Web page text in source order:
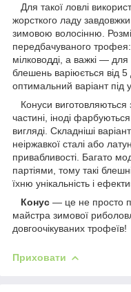
Для такої ловлі
жорсткого ладу
зимовою волосінню.
передбачуваного
мілководді, а важкі — для
блешень варіюється від
оптимальний варіант під
Конуси виготовляються
частині, іноді
вигляді. Складніші
неіржавкої сталі або
привабливості. Багато
партіями, тому такі
їхню унікальність і
Конус — це не просто
майстра зимової
довгоочікуваних трофеїв!
Приховати